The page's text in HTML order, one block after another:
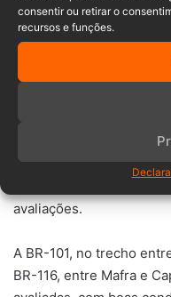
consentir ou retirar o
recursos e funções.
do estado, sendo
qualidade.
A rodovia tem
pavimentação e
segurança de quem
Por outro lado, as
avaliações.
A BR-101, no trecho
BR-116, entre Mafra e